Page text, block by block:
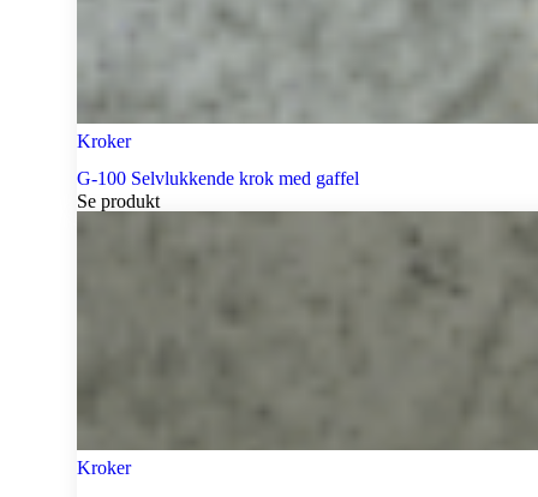
Kroker
G-100 Selvlukkende krok med gaffel
Se produkt
Kroker